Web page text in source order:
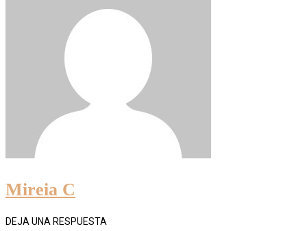
Mireia C
DEJA UNA RESPUESTA